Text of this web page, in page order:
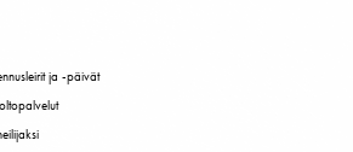
ja -päivät